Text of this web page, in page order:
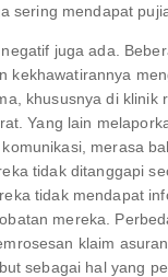
sering mendapat
juga ada.
kekhawatirannya
khususnya di klinik
Yang lain
merasa
tidak ditanggapi
tidak mendapat
mereka.
klaim
sebagai hal yang